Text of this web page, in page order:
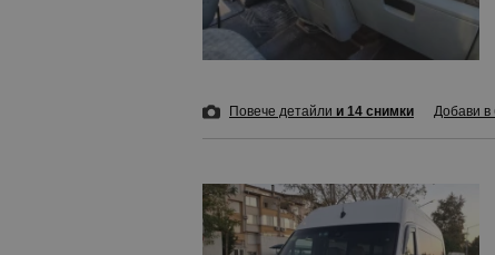
Повече детайли и 14 снимки Добави в